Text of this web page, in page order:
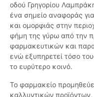
οδού Γρηγορίου
ένα σημείο αναφοράς
και ομορφιάς στην
φήμη της γύρω από την
φαρμακευτικών και
ενώ εξυπηρετεί τόσο
το ευρύτερο κοινό.
Το φαρμακείο
καλλυντικών